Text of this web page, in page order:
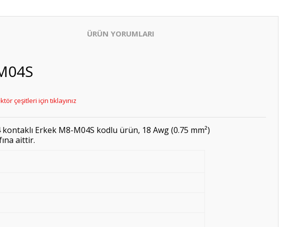
ÜRÜN YORUMLARI
çeşitleri için tıklayınız
Erkek M8-M04S kodlu ürün, 18 Awg (0.75 mm²)
aittir.